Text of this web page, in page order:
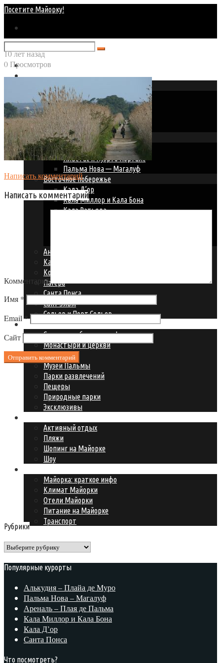
Посетите Майорку!
Главная
Курорты Майорки
Север Майорки
Алькудия — Плайа де Муро
Кан Пикафорт
Кала Сан Висент
Пуэрто Польенса
Окрестности Пальмы
Ареналь — Плая де Пальма
Ильетас и Пуэрто Порталс
Пальма Нова — Магалуф
Восточное побережье
Кала Д’ор
Кала Миллор и Кала Бона
Кала Ратьяда
Андрайч и Порт Андрайч
Камп де мар
Колония Сант Джорди
Пагера
Санта Понса
Сант Эльм
Сольер и Порт Сольер
Что посмотреть?
Смотреть обязательно!
Монастыри и церкви
Музеи
Музеи Пальмы
Парки развлечений
Пещеры
Природные парки
Эксклюзивы
Активный отдых
Пляжи
Шопинг на Майорке
Шоу
Майорка: краткое инфо
Климат Майорки
Отели Майорки
Питание на Майорке
Транспорт
10 лет назад
0 Просмотров
Написать комментарий
Написать комментарий
Комментарий
Имя *
Email*
Сайт
Рубрики
Рубрики
Популярные курорты
Алькудия – Плайа де Муро
Пальма Нова – Магалуф
Ареналь – Плая де Пальма
Кала Миллор и Кала Бона
Кала Д’ор
Санта Понса
Что посмотреть?